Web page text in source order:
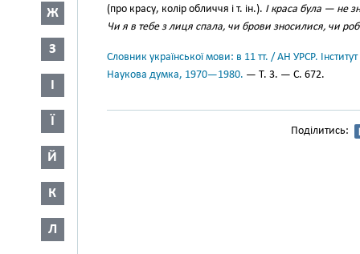
Ж
З
І
Ї
Й
К
Л
(про красу, колір обличчя і т. ін.). І краса була — не
Чи я в тебе з лиця спала, чи брови зносилися, чи
Словник української мови: в 11 тт. / АН УРСР.
Наукова думка, 1970—1980. — Т. 3. — С. 672.
Поділитись: